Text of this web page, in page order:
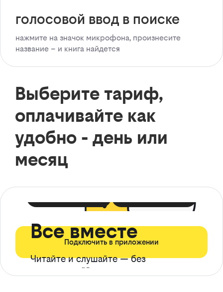
голосовой ввод в поиске
нажмите на значок микрофона, произнесите
название – и книга найдется
Выберите тариф,
оплачивайте как
удобно - день или
месяц
Все вместе
Читайте и слушайте — без
ограничений*
Подключить в приложении